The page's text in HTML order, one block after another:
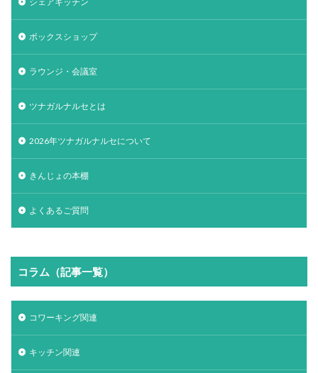
ボックスショップ
ラウンジ・会議室
ツナガルナルセとは
2026年ツナガルナルセについて
きんじょの本棚
よくあるご質問
コラム（記事一覧）
コワーキング関連
キッチン関連